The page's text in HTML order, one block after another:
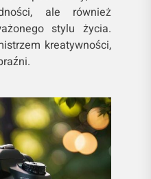
ale również
stylu życia.
kreatywności,